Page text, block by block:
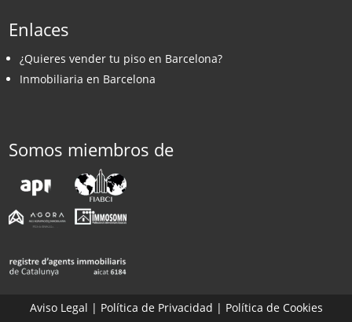
Enlaces
¿Quieres vender tu piso en Barcelona?
Inmobiliaria en Barcelona
Somos miembros de
Aviso Legal | Política de Privacidad | Política de Cookies